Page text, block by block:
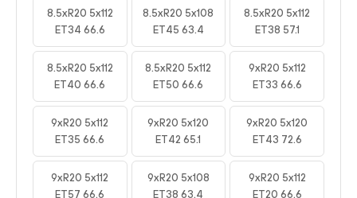
8.5xR20 5x112
ET34 66.6
8.5xR20 5x108
ET45 63.4
8.5xR20 5x112
ET38 57.1
8.5xR20 5x112
ET40 66.6
8.5xR20 5x112
ET50 66.6
9xR20 5x112
ET33 66.6
9xR20 5x112
ET35 66.6
9xR20 5x120
ET42 65.1
9xR20 5x120
ET43 72.6
9xR20 5x112
ET57 66.6
9xR20 5x108
ET38 63.4
9xR20 5x112
ET20 66.6